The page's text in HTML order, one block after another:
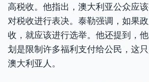
高税收。他指出，澳大利亚公众应
对税收进行表决。泰勒强调，如果
收，就应该进行选举。他还提到，
划是限制许多福利支付给公民，这
澳大利亚人。